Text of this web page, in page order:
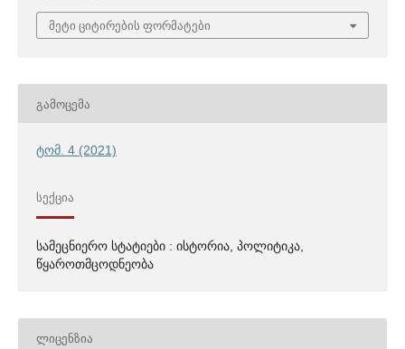
მეტი ციტირების ფორმატები
ᲒᲐᲛᲝᲪᲔᲛᲐ
ტომ. 4 (2021)
ᲡᲔᲥᲪᲘᲐ
სამეცნიერო სტატიები : ისტორია, პოლიტიკა,
წყაროთმცოდნეობა
ᲚᲘᲪᲔᲜᲖᲘᲐ